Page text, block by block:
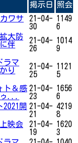
掲示日 照会
ワサ
21-04-
30
1149
6
大防
伴
21-04-
26
1014
9
ラマ
り
21-04-
25
1121
5
ト＆感
ゥ...
21-04-
23
1656
6
開 21-04-
21
4219
8
映会
21-04-
19
1620
3